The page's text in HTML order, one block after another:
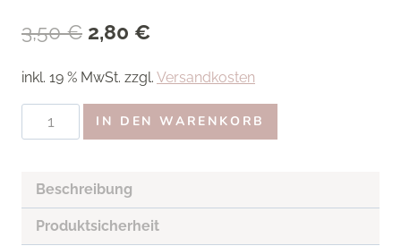
3,50€ Ursprünglicher
war:
3,50 €
2,80 €Aktueller
ist:
2,80 €.
inkl. 19 % MwSt. zzgl. Versandkosten
Magnetlesezeichen
Chibi
Vaan
–
Divinitas
IN DEN WARENKORB
Beschreibung
Produktsicherheit